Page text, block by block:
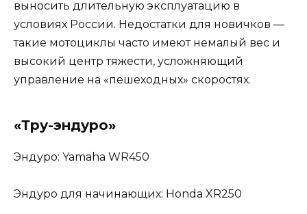
выносить длительную эксплуатацию в
условиях России. Недостатки для новичков —
такие мотоциклы часто имеют немалый вес и
высокий центр тяжести, усложняющий
управление на «пешеходных» скоростях.
«Тру-эндуро»
Эндуро: Yamaha WR450
Эндуро для начинающих: Honda XR250